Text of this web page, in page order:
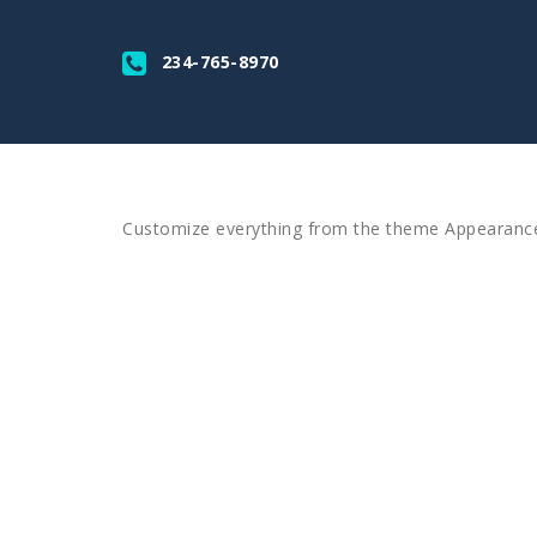
234-765-8970
Customize everything from the theme